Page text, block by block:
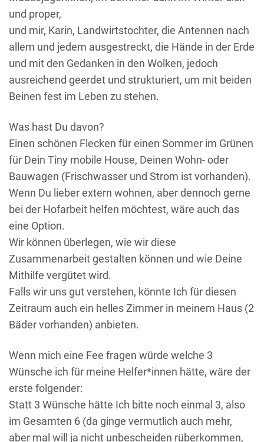
und proper,
und mir, Karin, Landwirtstochter, die Antennen nach
allem und jedem ausgestreckt, die Hände in der Erde
und mit den Gedanken in den Wolken, jedoch
ausreichend geerdet und strukturiert, um mit beiden
Beinen fest im Leben zu stehen.
Was hast Du davon?
Einen schönen Flecken für einen Sommer im Grünen
für Dein Tiny mobile House, Deinen Wohn- oder
Bauwagen (Frischwasser und Strom ist vorhanden).
Wenn Du lieber extern wohnen, aber dennoch gerne
bei der Hofarbeit helfen möchtest, wäre auch das
eine Option.
Wir können überlegen, wie wir diese
Zusammenarbeit gestalten können und wie Deine
Mithilfe vergütet wird.
Falls wir uns gut verstehen, könnte Ich für diesen
Zeitraum auch ein helles Zimmer in meinem Haus (2
Bäder vorhanden) anbieten.
Wenn mich eine Fee fragen würde welche 3
Wünsche ich für meine Helfer*innen hätte, wäre der
erste folgender:
Statt 3 Wünsche hätte Ich bitte noch einmal 3, also
im Gesamten 6 (da ginge vermutlich auch mehr,
aber mal will ja nicht unbescheiden rüberkommen,